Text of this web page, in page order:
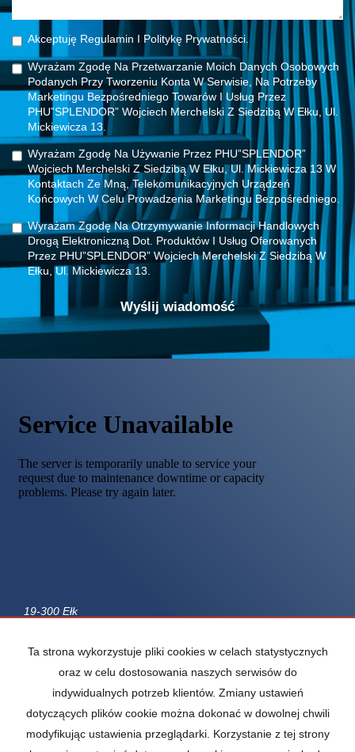
Akceptuję Regulamin I Politykę Prywatności.
Wyrażam Zgodę Na Przetwarzanie Moich Danych Osobowych
Podanych Przy Tworzeniu Konta W Serwisie, Na Potrzeby
Marketingu Bezpośredniego Towarów I Usług Przez
PHU”SPLENDOR” Wojciech Merchelski Z Siedzibą W Ełku, Ul.
Mickiewicza 13.
Wyrażam Zgodę Na Używanie Przez PHU”SPLENDOR”
Wojciech Merchelski Z Siedzibą W Ełku, Ul. Mickiewicza 13 W
Kontaktach Ze Mną, Telekomunikacyjnych Urządzeń
Końcowych W Celu Prowadzenia Marketingu Bezpośredniego.
Wyrażam Zgodę Na Otrzymywanie Informacji Handlowych
Drogą Elektroniczną Dot. Produktów I Usług Oferowanych
Przez PHU”SPLENDOR” Wojciech Merchelski Z Siedzibą W
Ełku, Ul. Mickiewicza 13.
19-300 Ełk
tel. +48 87 610 87 78
fax +48 87 621 33 45
e-mail: elk@wgn.pl
Mieszkania
Domyna wynajem
Ta strona wykorzystuje pliki cookies w celach statystycznych
oraz w celu dostosowania naszych serwisów do
indywidualnych potrzeb klientów. Zmiany ustawień
dotyczących plików cookie można dokonać w dowolnej chwili
modyfikując ustawienia przeglądarki. Korzystanie z tej strony